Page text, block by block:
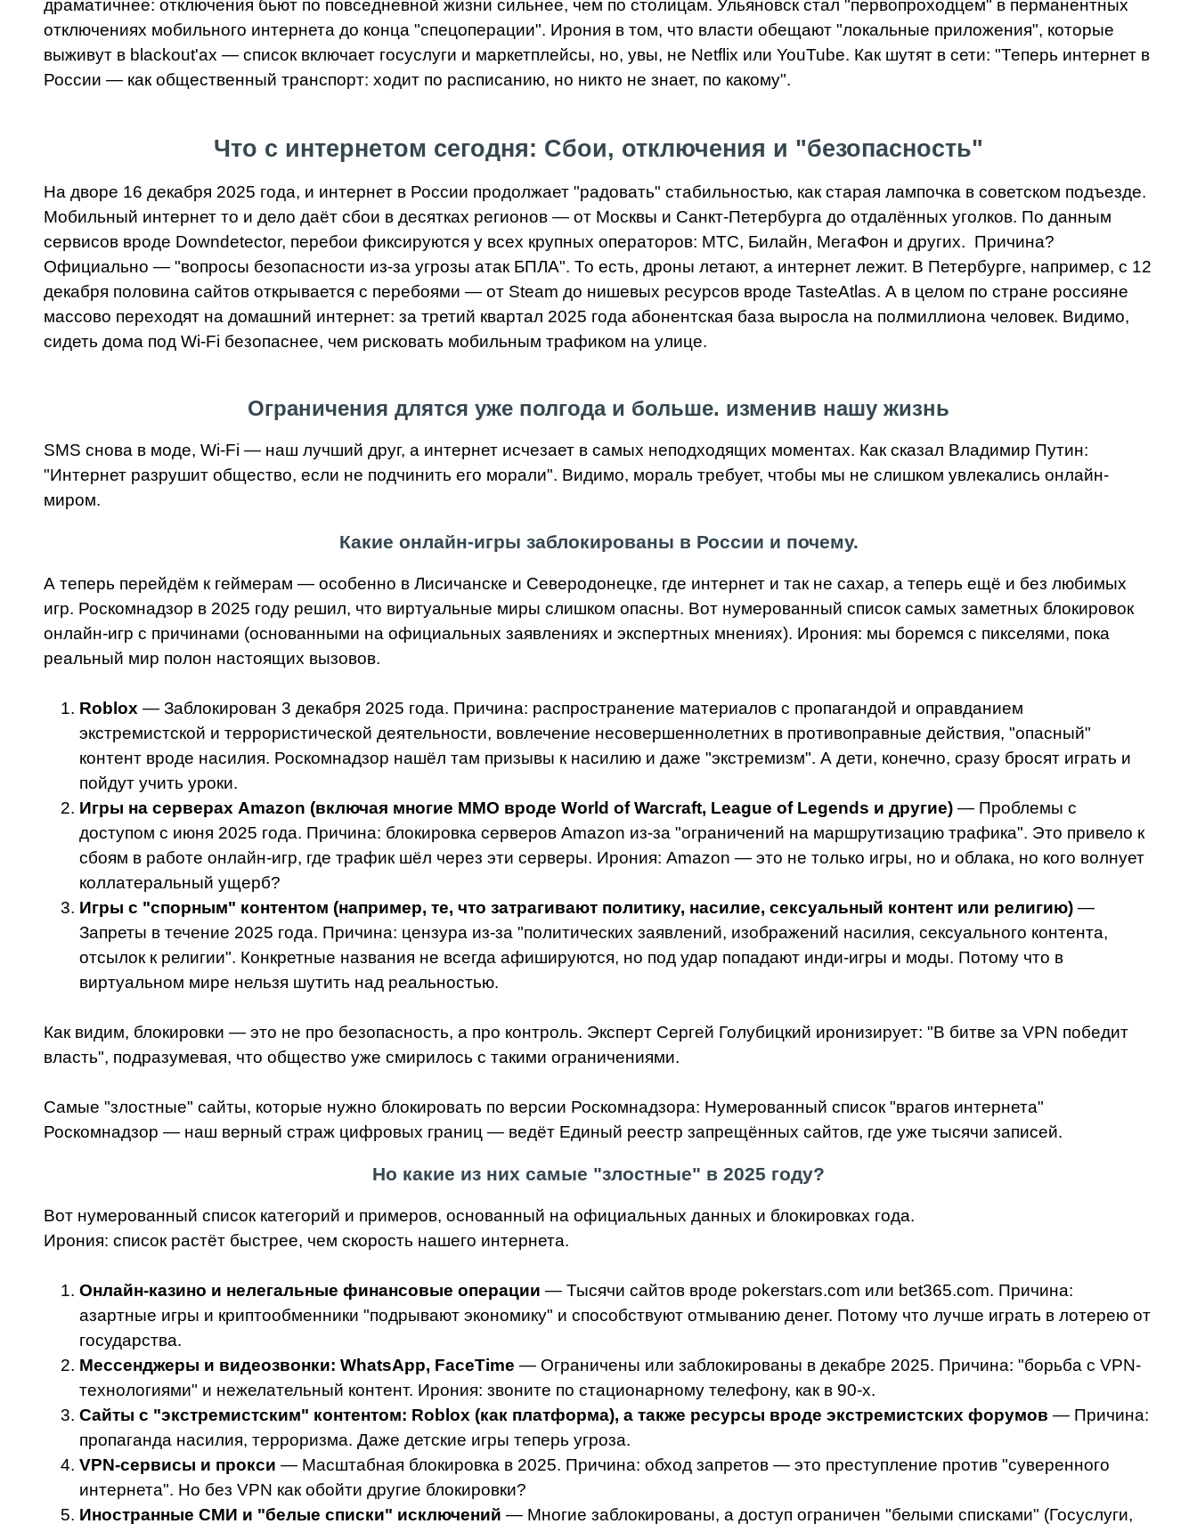
драматичнее: отключения бьют по повседневной жизни сильнее, чем по столицам. Ульяновск стал "первопроходцем" в перманентных
отключениях мобильного интернета до конца "спецоперации". Ирония в том, что власти обещают "локальные приложения", которые
выживут в blackout'ах — список включает госуслуги и маркетплейсы, но, увы, не Netflix или YouTube. Как шутят в сети: "Теперь интернет в
России — как общественный транспорт: ходит по расписанию, но никто не знает, по какому".
Что с интернетом сегодня: Сбои, отключения и "безопасность"
На дворе 16 декабря 2025 года, и интернет в России продолжает "радовать" стабильностью, как старая лампочка в советском подъезде.
Мобильный интернет то и дело даёт сбои в десятках регионов — от Москвы и Санкт-Петербурга до отдалённых уголков. По данным
сервисов вроде Downdetector, перебои фиксируются у всех крупных операторов: МТС, Билайн, МегаФон и других. Причина?
Официально — "вопросы безопасности из-за угрозы атак БПЛА". То есть, дроны летают, а интернет лежит. В Петербурге, например, с 12
декабря половина сайтов открывается с перебоями — от Steam до нишевых ресурсов вроде TasteAtlas. А в целом по стране россияне
массово переходят на домашний интернет: за третий квартал 2025 года абонентская база выросла на полмиллиона человек. Видимо,
сидеть дома под Wi-Fi безопаснее, чем рисковать мобильным трафиком на улице.
Ограничения длятся уже полгода и больше. изменив нашу жизнь
SMS снова в моде, Wi-Fi — наш лучший друг, а интернет исчезает в самых неподходящих моментах. Как сказал Владимир Путин:
"Интернет разрушит общество, если не подчинить его морали". Видимо, мораль требует, чтобы мы не слишком увлекались онлайн-
миром.
Какие онлайн-игры заблокированы в России и почему.
А теперь перейдём к геймерам — особенно в Лисичанске и Северодонецке, где интернет и так не сахар, а теперь ещё и без любимых
игр. Роскомнадзор в 2025 году решил, что виртуальные миры слишком опасны. Вот нумерованный список самых заметных блокировок
онлайн-игр с причинами (основанными на официальных заявлениях и экспертных мнениях). Ирония: мы боремся с пикселями, пока
реальный мир полон настоящих вызовов.
Roblox — Заблокирован 3 декабря 2025 года. Причина: распространение материалов с пропагандой и оправданием
экстремистской и террористической деятельности, вовлечение несовершеннолетних в противоправные действия, "опасный"
контент вроде насилия. Роскомнадзор нашёл там призывы к насилию и даже "экстремизм". А дети, конечно, сразу бросят играть и
пойдут учить уроки.
Игры на серверах Amazon (включая многие MMO вроде World of Warcraft, League of Legends и другие) — Проблемы с
доступом с июня 2025 года. Причина: блокировка серверов Amazon из-за "ограничений на маршрутизацию трафика". Это привело к
сбоям в работе онлайн-игр, где трафик шёл через эти серверы. Ирония: Amazon — это не только игры, но и облака, но кого волнует
коллатеральный ущерб?
Игры с "спорным" контентом (например, те, что затрагивают политику, насилие, сексуальный контент или религию) —
Запреты в течение 2025 года. Причина: цензура из-за "политических заявлений, изображений насилия, сексуального контента,
отсылок к религии". Конкретные названия не всегда афишируются, но под удар попадают инди-игры и моды. Потому что в
виртуальном мире нельзя шутить над реальностью.
Как видим, блокировки — это не про безопасность, а про контроль. Эксперт Сергей Голубицкий иронизирует: "В битве за VPN победит
власть", подразумевая, что общество уже смирилось с такими ограничениями.
Самые "злостные" сайты, которые нужно блокировать по версии Роскомнадзора: Нумерованный список "врагов интернета"
Роскомнадзор — наш верный страж цифровых границ — ведёт Единый реестр запрещённых сайтов, где уже тысячи записей.
Но какие из них самые "злостные" в 2025 году?
Вот нумерованный список категорий и примеров, основанный на официальных данных и блокировках года.
Ирония: список растёт быстрее, чем скорость нашего интернета.
Онлайн-казино и нелегальные финансовые операции — Тысячи сайтов вроде pokerstars.com или bet365.com. Причина:
азартные игры и криптообменники "подрывают экономику" и способствуют отмыванию денег. Потому что лучше играть в лотерею от
государства.
Мессенджеры и видеозвонки: WhatsApp, FaceTime — Ограничены или заблокированы в декабре 2025. Причина: "борьба с VPN-
технологиями" и нежелательный контент. Ирония: звоните по стационарному телефону, как в 90-х.
Сайты с "экстремистским" контентом: Roblox (как платформа), а также ресурсы вроде экстремистских форумов — Причина:
пропаганда насилия, терроризма. Даже детские игры теперь угроза.
VPN-сервисы и прокси — Масштабная блокировка в 2025. Причина: обход запретов — это преступление против "суверенного
интернета". Но без VPN как обойти другие блокировки?
Иностранные СМИ и "белые списки" исключений — Многие заблокированы, а доступ ограничен "белыми списками" (Госуслуги,